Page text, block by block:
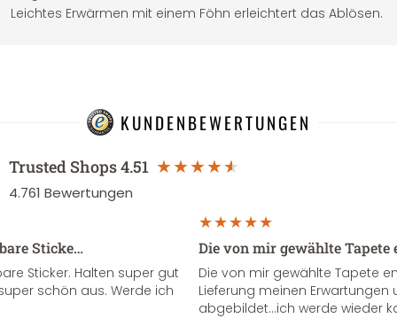
Leichtes Erwärmen mit einem Föhn erleichtert das Ablösen.
KUNDENBEWERTUNGEN
Trusted Shops4.51
4.761 Bewertungen
Sticke…
Sticker. Halten super gut
schön aus. Werde ich
Die von mir gewählte
Die von mir gewählte Tapete
Lieferung meinen Erwartungen
abgebildet...ich werde wieder